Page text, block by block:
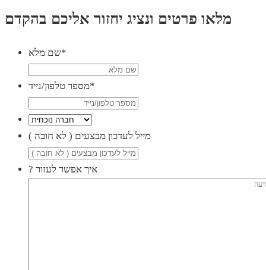
מלאו פרטים ונציג יחזור אליכם בהקדם
שם מלא*
מספר טלפון/נייד*
( מייל לעדכון מבצעים ( לא חובה
? איך אפשר לעזור